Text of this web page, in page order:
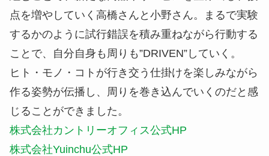
体験には何があった？
「YATSUGATAKE DRIVEN」プロジェクトでの対